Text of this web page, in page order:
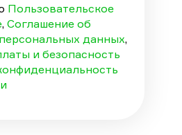
Пользовательское
, Соглашение об
данных,
и безопасность